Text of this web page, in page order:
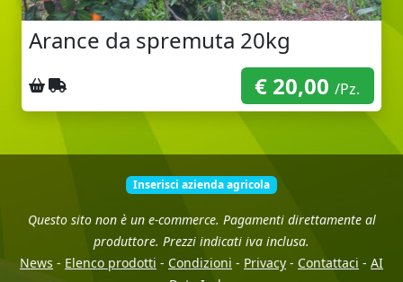
Arance da spremuta 20kg
Ritiro sul posto
Spedizione con corriere € 20,00/Pz.
Inserisci azienda agricola
Questo sito non è un e-commerce. Pagamenti direttamente al
produttore. Prezzi indicati iva inclusa.
News - Elenco prodotti - Condizioni - Privacy - Contattaci - AI